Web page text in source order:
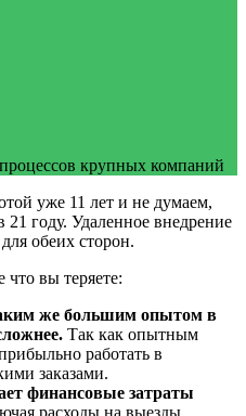
крупных компаний
уже 11 лет и не думаем,
году. Удаленное внедрение
обеих сторон.
что вы теряете:
же большим опытом в
Так как опытным
работать в
заказами.
финансовые затраты